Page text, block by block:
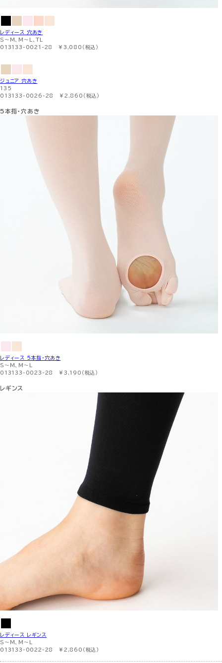
レディース 穴あき
S〜M、M〜L、TL
013133-0021-28 ￥3,080（税込）
ジュニア 穴あき
135
013133-0026-28 ￥2,860（税込）
5本指・穴あき
レディース 5本指・穴あき
S〜M、M〜L
013133-0023-28 ￥3,190（税込）
レギンス
レディース レギンス
S〜M、M〜L
013133-0022-28 ￥2,860（税込）